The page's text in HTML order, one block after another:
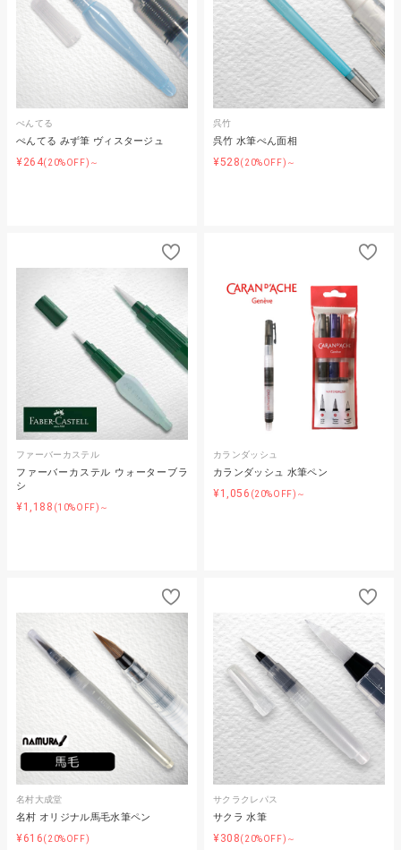
ぺんてる
ぺんてる みず筆 ヴィスタージュ
¥264(20%OFF)～
呉竹
呉竹 水筆ぺん面相
¥528(20%OFF)～
ファーバーカステル
ファーバーカステル ウォーターブラ
シ
¥1,188 (10%OFF)～
カランダッシュ
カランダッシュ 水筆ペン
¥1,056 (20%OFF)～
名村大成堂
名村 オリジナル馬毛水筆ペン
¥616(20%OFF)
サクラクレパス
サクラ 水筆
¥308(20%OFF)～